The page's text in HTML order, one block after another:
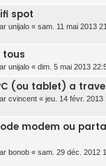
spot
unijalo « sam. 11 mai 2013
tous
unijalo « dim. 5 mai 2013
(ou tablet) a
cvincent « jeu. 14 févr. 2013
modem ou
bonob « sam. 29 déc. 2012